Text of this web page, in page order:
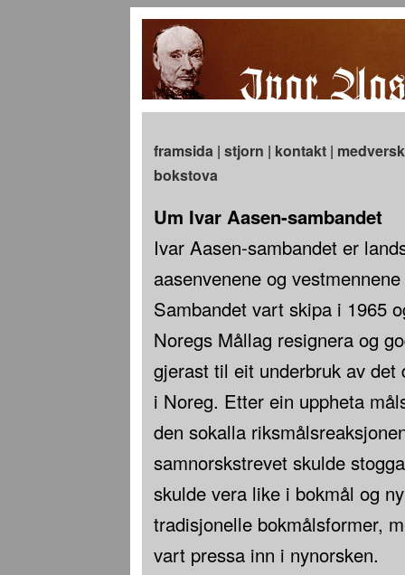
framsida| stjorn | kontakt|
bokstova
Um Ivar Aasen-sambandet
Ivar Aasen-sambandet er
aasenvenene og
Sambandet vart skipa i 1965
Noregs Mållag resignera og
gjerast til eit underbruk av
i Noreg. Etter ein uppheta
den sokalla
samnorskstrevet skulde
skulde vera like i bokmål og
tradisjonelle bokmålsformer,
vart pressa inn i nynorsken.